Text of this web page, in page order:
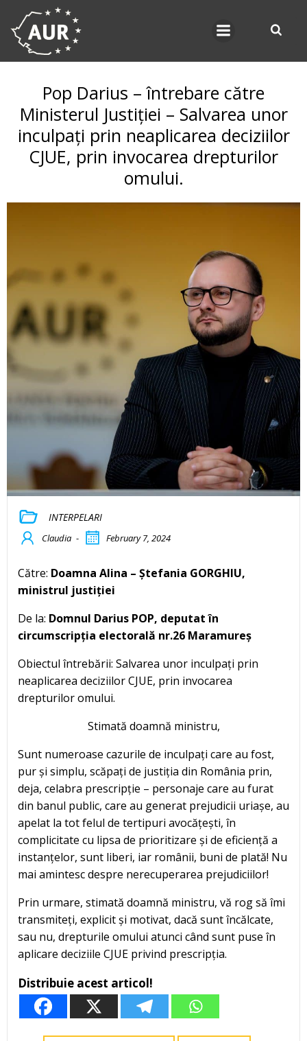
Pop Darius – întrebare către
Ministerul Justiției – Salvarea unor
inculpați prin neaplicarea deciziilor
CJUE, prin invocarea drepturilor
omului.
INTERPELARI
Claudia - February 7, 2024
Către: Doamna Alina – Ștefania GORGHIU,
ministrul justiției
De la: Domnul Darius POP, deputat în
circumscripția electorală nr.26 Maramureș
Obiectul întrebării: Salvarea unor inculpați prin
neaplicarea deciziilor CJUE, prin invocarea
drepturilor omului.
Stimată doamnă ministru,
Sunt numeroase cazurile de inculpați care au fost,
pur și simplu, scăpați de justiția din România prin,
deja, celabra prescripție – personaje care au furat
din banul public, care au generat prejudicii uriașe, au
apelat la tot felul de tertipuri avocățești, în
complicitate cu lipsa de prioritizare și de eficiență a
instanțelor, sunt liberi, iar românii, buni de plată! Nu
mai amintesc despre nerecuperarea prejudiciilor!
Prin urmare, stimată doamnă ministru, vă rog să îmi
transmiteți, explicit și motivat, dacă sunt încălcate,
sau nu, drepturile omului atunci când sunt puse în
aplicare deciziile CJUE privind prescripția.
Distribuie acest articol!